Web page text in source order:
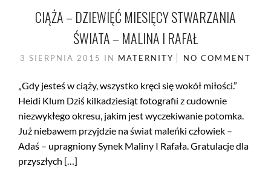
CIĄŻA – DZIEWIĘĆ MIESIĘCY STWARZANIA
ŚWIATA – MALINA I RAFAŁ
3 SIERPNIA 2015 IN MATERNITY NO COMMENT
„Gdy jesteś w ciąży, wszystko kręci się wokół miłości.”
Heidi Klum Dziś kilkadziesiąt fotografii z cudownie
niezwykłego okresu, jakim jest wyczekiwanie potomka.
Już niebawem przyjdzie na świat maleńki człowiek –
Adaś – upragniony Synek Maliny I Rafała. Gratulacje dla
przyszłych […]